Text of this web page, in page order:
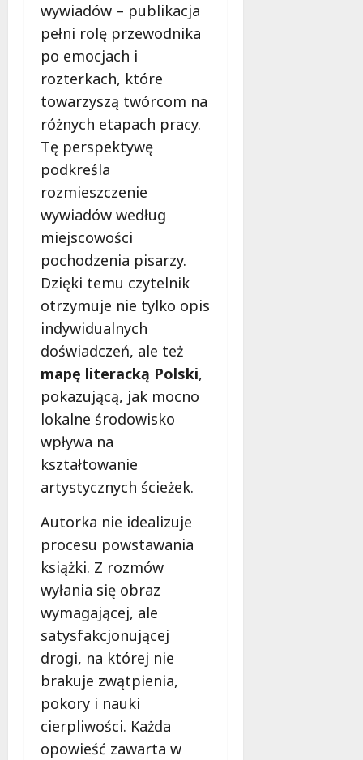
wywiadów – publikacja
pełni rolę przewodnika
po emocjach i
rozterkach, które
towarzyszą twórcom na
różnych etapach pracy.
Tę perspektywę
podkreśla
rozmieszczenie
wywiadów według
miejscowości
pochodzenia pisarzy.
Dzięki temu czytelnik
otrzymuje nie tylko opis
indywidualnych
doświadczeń, ale też
mapę literacką Polski,
pokazującą, jak mocno
lokalne środowisko
wpływa na
kształtowanie
artystycznych ścieżek.
Autorka nie idealizuje
procesu powstawania
książki. Z rozmów
wyłania się obraz
wymagającej, ale
satysfakcjonującej
drogi, na której nie
brakuje zwątpienia,
pokory i nauki
cierpliwości. Każda
opowieść zawarta w